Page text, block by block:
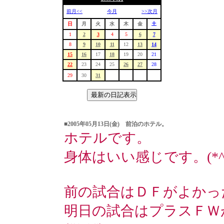
前月<< 今月 >>次月
日 月 火 水 木 金
土
1
2 3 4 5 6
7
8
9 10 11 12 13
14
15
16 17 18 19 20
21
22
23 24 25 26 27
28
29
30 31
■2005年05月13日(金) 前泊のホテル。
ホテルです。
身体はいい感じです。
前の試合はＤＦがよか
明日の試合はプラスＦ